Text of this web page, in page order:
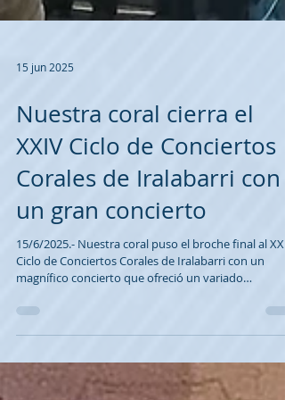
15 jun 2025
Nuestra coral cierra el
XXIV Ciclo de Conciertos
Corales de Iralabarri con
un gran concierto
15/6/2025.- Nuestra coral puso el broche final al
Ciclo de Conciertos Corales de Iralabarri con un
compendio de obras de su amplio repertorio. El
, como “Yesterday” (McCartney–Lennon), que
precisamente cumplía ayer 60 años , y “Imagine”